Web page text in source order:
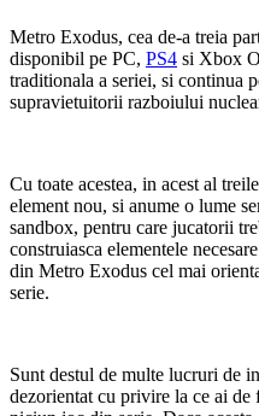
Metro Exodus, cea de-a treia
disponibil pe PC, PS4 si Xbox
traditionala a seriei, si continua
supravietuitorii razboiului
Cu toate acestea, in acest al
element nou, si anume o lume
sandbox, pentru care jucatorii
construiasca elementele
din Metro Exodus cel mai
serie.
Sunt destul de multe lucruri de
dezorientat cu privire la ce ai de